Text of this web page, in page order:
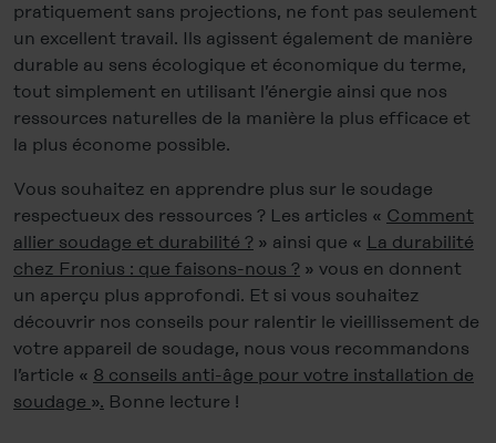
pratiquement sans projections, ne font pas seulement
un excellent travail. Ils agissent également de manière
durable au sens écologique et économique du terme,
tout simplement en utilisant l’énergie ainsi que nos
ressources naturelles de la manière la plus efficace et
la plus économe possible.
Vous souhaitez en apprendre plus sur le soudage
respectueux des ressources ? Les articles « Comment
allier soudage et durabilité ? » ainsi que « La durabilité
chez Fronius : que faisons-nous ? » vous en donnent
un aperçu plus approfondi. Et si vous souhaitez
découvrir nos conseils pour ralentir le vieillissement de
votre appareil de soudage, nous vous recommandons
l’article « 8 conseils anti-âge pour votre installation de
soudage ». Bonne lecture !